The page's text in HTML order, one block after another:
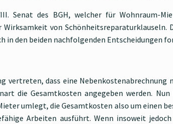
Senat des BGH, welcher für Wohnraum-
von Schönheitsreparaturklauseln.
in den beiden nachfolgenden Entscheidungen
vertreten, dass eine
die Gesamtkosten angegeben werden.
umlegt, die Gesamtkosten also um einen
Arbeiten ausführt. Wenn insoweit